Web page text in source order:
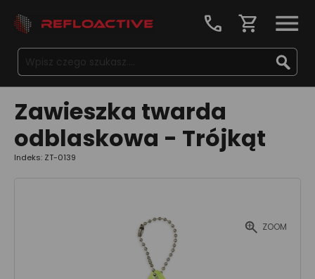
call shopping_cart
Zawieszka twarda
odblaskowa - Trójkąt
Indeks: ZT-0139
ZOOM